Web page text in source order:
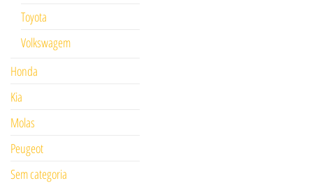
Toyota
Volkswagem
Honda
Kia
Molas
Peugeot
Sem categoria